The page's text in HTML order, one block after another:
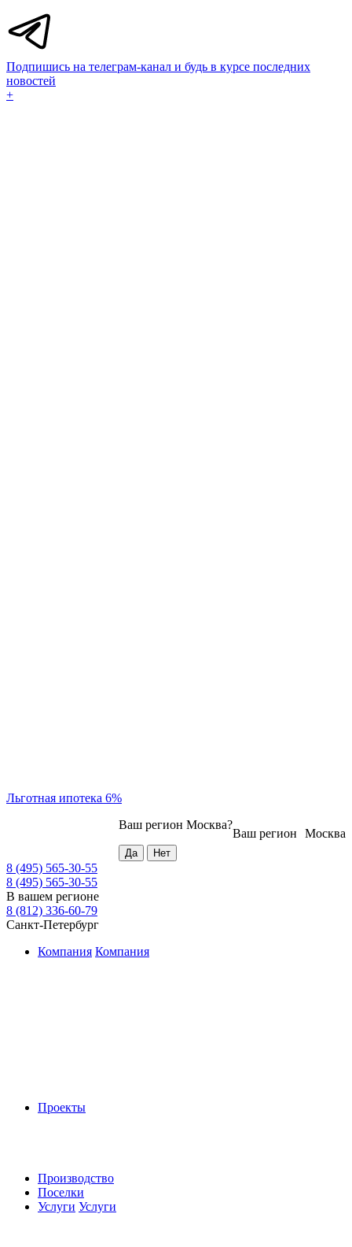
Подпишись на телеграм-канал и будь в курсе последних
новостей
+
Льготная ипотека 6%
Москва
Ваш регион
Ваш регион Москва?
8 (495) 565-30-55
8 (495) 565-30-55
В вашем регионе
8 (812) 336-60-79
Санкт-Петербург
Компания Компания
Проекты
Производство
Поселки
Услуги Услуги